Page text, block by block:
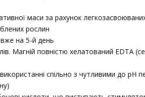
маси за рахунок
рослин
вже на 5-й день
Магній повністю хелатований EDTA
спільно з чутливими до